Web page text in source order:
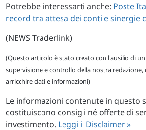
Potrebbe interessarti anche: Poste
record tra attesa dei conti e sinergie
(NEWS Traderlink)
(Questo articolo è stato creato con l'ausilio di
supervisione e controllo della nostra redazione,
arricchire dati e informazioni)
Le informazioni contenute in questo
costituiscono consigli né offerte di
investimento. Leggi il Disclaimer »